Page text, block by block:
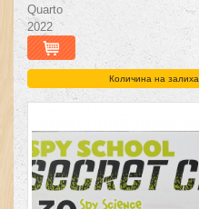
Quarto
2022
Количина на залиха